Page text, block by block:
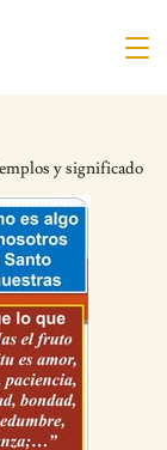
y significado